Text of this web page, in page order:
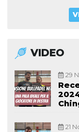
VIDEO
29
21